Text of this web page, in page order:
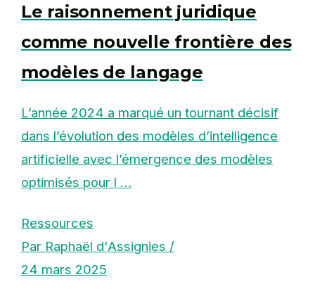
Le raisonnement juridique
comme nouvelle frontière des
modèles de langage
L’année 2024 a marqué un tournant décisif
dans l’évolution des modèles d’intelligence
artificielle avec l’émergence des modèles
optimisés pour l …
Ressources
Par Raphaël d'Assignies /
24 mars 2025